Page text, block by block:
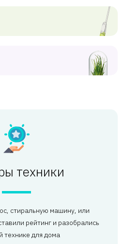
техники
стиральную машину, или
рейтинг и разобрались
технике для дома